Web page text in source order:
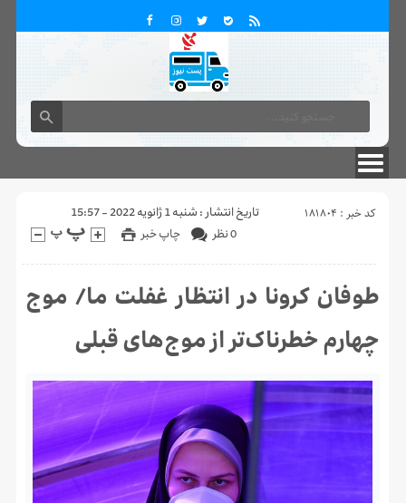
کد خبر : 181804
تاریخ انتشار : شنبه 1 ژانویه 2022 - 15:57
چاپ خبر
0 نظر
طوفان کرونا در انتظار غفلت‌ ما/ موج
چهارم خطرناک‌تر از موج‌های قبلی